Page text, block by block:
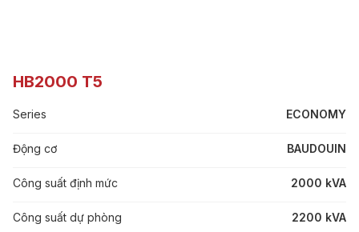
HB2000 T5
Series ECONOMY
Động cơ BAUDOUIN
Công suất định mức 2000 kVA
Công suất dự phòng 2200 kVA